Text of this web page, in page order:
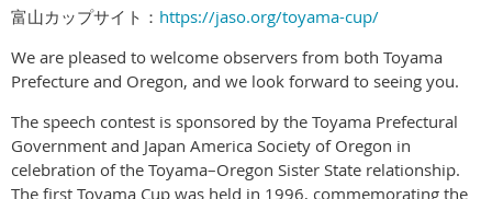
富山カップサイト： https://jaso.org/toyama-cup/
We are pleased to welcome observers from both Toyama
Prefecture and Oregon, and we look forward to seeing you.
The speech contest is sponsored by the Toyama Prefectural
Government and Japan America Society of Oregon in
celebration of the Toyama–Oregon Sister State relationship.
The first Toyama Cup was held in 1996, commemorating the